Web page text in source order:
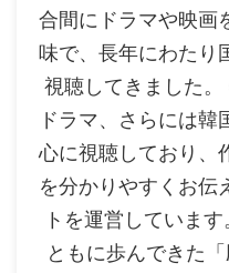
合間にドラマや映画
味で、長年にわたり
視聴してきました
ドラマ、さらには韓
心に視聴しており、
を分かりやすくお伝
トを運営していま
ともに歩んできた